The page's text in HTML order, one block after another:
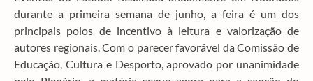
durante a primeira semana de junho, a feira é um dos
principais polos de incentivo à leitura e valorização de
autores regionais. Com o parecer favorável da Comissão de
Educação, Cultura e Desporto, aprovado por unanimidade